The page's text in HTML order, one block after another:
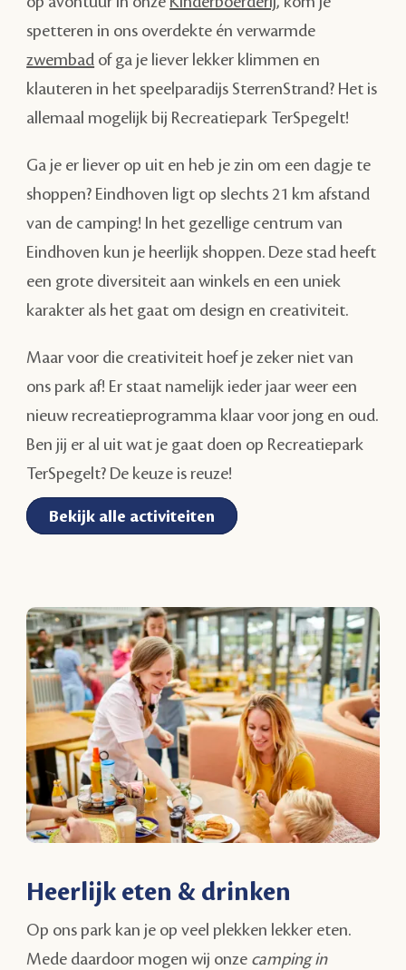
spetteren in ons overdekte én verwarmde
zwembad of ga je liever lekker klimmen en
klauteren in het speelparadijs SterrenStrand? Het is
allemaal mogelijk bij Recreatiepark TerSpegelt!
Ga je er liever op uit en heb je zin om een dagje te
shoppen? Eindhoven ligt op slechts 21 km afstand
van de camping! In het gezellige centrum van
Eindhoven kun je heerlijk shoppen. Deze stad heeft
een grote diversiteit aan winkels en een uniek
karakter als het gaat om design en creativiteit.
Maar voor die creativiteit hoef je zeker niet van
ons park af! Er staat namelijk ieder jaar weer een
nieuw recreatieprogramma klaar voor jong en oud.
Ben jij er al uit wat je gaat doen op Recreatiepark
TerSpegelt? De keuze is reuze!
Bekijk alle activiteiten
Heerlijk eten & drinken
Op ons park kan je op veel plekken lekker eten.
Mede daardoor mogen wij onze camping in